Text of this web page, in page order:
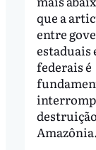
que a
entre
estaduais
federais é
Amazônia.